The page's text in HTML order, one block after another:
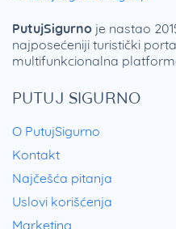
PUTUJ SIGURNO
O PutujSigurno
Kontakt
Najčešća pitanja
Uslovi korišćenja
Marketing
PutujSigurno je nastao
najposećeniji turistički
multifunkcionalna